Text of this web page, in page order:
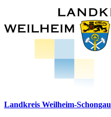
Landkreis Weilheim-Schongau